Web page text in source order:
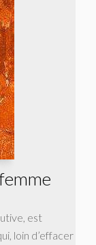
est
loin d’effacer